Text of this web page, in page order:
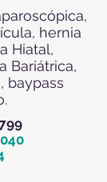
hernia
Hiatal,
Bariátrica,
baypass